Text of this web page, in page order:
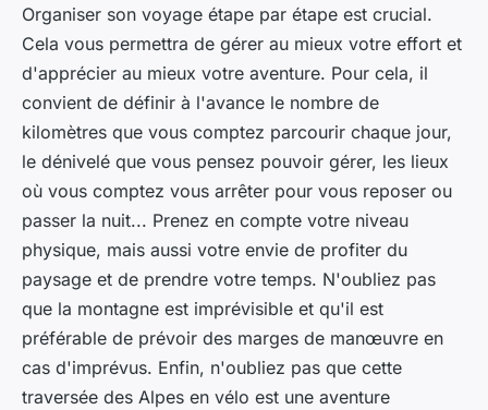
Organiser son voyage étape par étape est crucial.
Cela vous permettra de gérer au mieux votre effort et
d'apprécier au mieux votre aventure. Pour cela, il
convient de définir à l'avance le nombre de
kilomètres que vous comptez parcourir chaque jour,
le dénivelé que vous pensez pouvoir gérer, les lieux
où vous comptez vous arrêter pour vous reposer ou
passer la nuit... Prenez en compte votre niveau
physique, mais aussi votre envie de profiter du
paysage et de prendre votre temps. N'oubliez pas
que la montagne est imprévisible et qu'il est
préférable de prévoir des marges de manœuvre en
cas d'imprévus. Enfin, n'oubliez pas que cette
traversée des Alpes en vélo est une aventure